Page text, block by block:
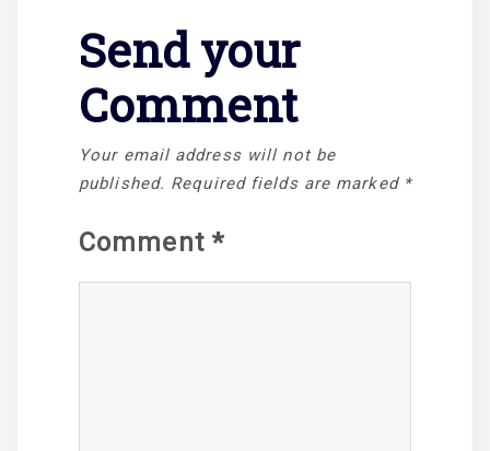
Send your
Comment
Your email address will not be
published. Required fields are marked *
Comment *